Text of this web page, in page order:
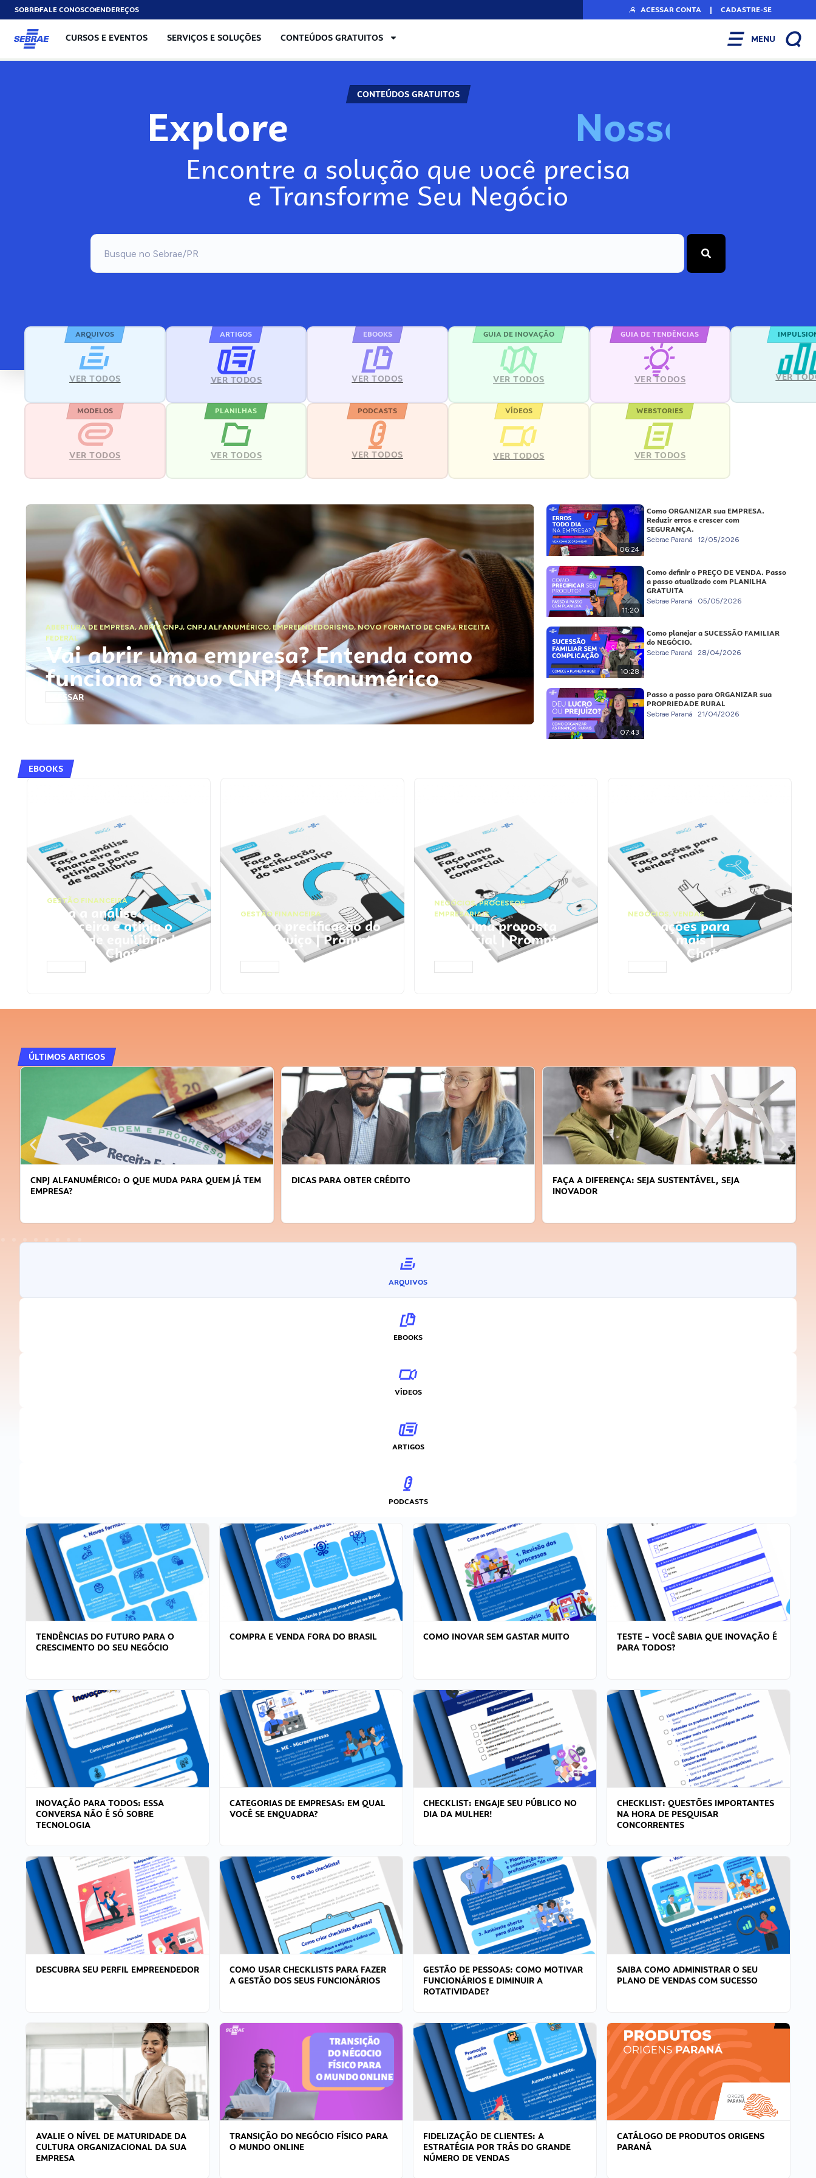
SOBREFALE CONOSCOENDEREÇOS ACESSAR CONTA | CADASTRE-SE
CURSOS E EVENTOS SERVIÇOS E SOLUÇÕES CONTEÚDOS GRATUITOS MENU
CONTEÚDOS GRATUITOS
Explore Nosso
Encontre a solução que você precisa
e Transforme Seu Negócio
ARQUIVOS
VER TODOS
ARTIGOS
VER TODOS
EBOOKS
VER TODOS
GUIA DE INOVAÇÃO
VER TODOS
GUIA DE TENDÊNCIAS
VER TODOS VER
MODELOS
VER TODOS
PLANILHAS
VER TODOS
PODCASTS
VER TODOS
VÍDEOS
VER TODOS
WEBSTORIES
VER TODOS
ABERTURA DE EMPRESA,ABRIR CNPJ, CNPJ ALFANUMÉRICO, EMPREENDEDORISMO,NOVO FORMATO DE CNPJ,RECEITA
FEDERAL
Vai abrir uma empresa? Entenda como
funciona o novo CNPJ Alfanumérico
ACESSAR
06:24
Como ORGANIZAR sua EMPRESA.
Reduzir erros e crescer com
SEGURANÇA.
Sebrae Paraná 12/05/2026
11:20
Como definir o PREÇO DE VENDA. Passo
a passo atualizado com PLANILHA
GRATUITA
Sebrae Paraná 05/05/2026
10:28
Como planejar a SUCESSÃO FAMILIAR
do NEGÓCIO.
Sebrae Paraná 28/04/2026
07:43
Passo a passo para ORGANIZAR sua
PROPRIEDADE RURAL
Sebrae Paraná 21/04/2026
EBOOKS
GESTÃO FINANCEIRA
Faça a análise
financeira e atinja o
ponto de equilíbrio |
Prompts ChatGPT
GESTÃO FINANCEIRA
Faça a precificação do
seu serviço | Prompts
ChatGPT
NEGÓCIOS,PROCESSOS
EMPRESARIAIS
Faça uma proposta
comercial | Prompts
ChatGPT
NEGÓCIOS, VENDAS
Faça ações para
vender mais |
Prompts ChatGPT
ÚLTIMOS ARTIGOS
CNPJ ALFANUMÉRICO: O QUE MUDA PARA QUEM JÁ TEM
EMPRESA?
DICAS PARA OBTER CRÉDITO
FAÇA A DIFERENÇA: SEJA SUSTENTÁVEL, SEJA
INOVADOR
ARQUIVOS
EBOOKS
VÍDEOS
ARTIGOS
PODCASTS
TENDÊNCIAS DO FUTURO PARA O
CRESCIMENTO DO SEU NEGÓCIO
COMPRA E VENDA FORA DO BRASIL COMO INOVAR SEM GASTAR MUITO
TESTE – VOCÊ SABIA QUE INOVAÇÃO É
PARA TODOS?
INOVAÇÃO PARA TODOS: ESSA
CONVERSA NÃO É SÓ SOBRE
TECNOLOGIA
CATEGORIAS DE EMPRESAS: EM QUAL
VOCÊ SE ENQUADRA?
CHECKLIST: ENGAJE SEU PÚBLICO NO
DIA DA MULHER!
CHECKLIST: QUESTÕES IMPORTANTES
NA HORA DE PESQUISAR
CONCORRENTES
DESCUBRA SEU PERFIL EMPREENDEDOR
COMO USAR CHECKLISTS PARA FAZER
A GESTÃO DOS SEUS FUNCIONÁRIOS
GESTÃO DE PESSOAS: COMO MOTIVAR
FUNCIONÁRIOS E DIMINUIR A
ROTATIVIDADE?
SAIBA COMO ADMINISTRAR O SEU
PLANO DE VENDAS COM SUCESSO
AVALIE O NÍVEL DE MATURIDADE DA
CULTURA ORGANIZACIONAL DA SUA
EMPRESA
TRANSIÇÃO DO NEGÓCIO FÍSICO PARA
O MUNDO ONLINE
FIDELIZAÇÃO DE CLIENTES: A
ESTRATÉGIA POR TRÁS DO GRANDE
NÚMERO DE VENDAS
CATÁLOGO DE PRODUTOS ORIGENS
PARANÁ